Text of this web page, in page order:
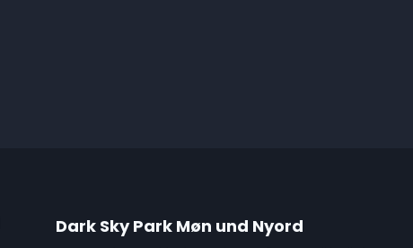
Dark Sky Park Møn und Nyord